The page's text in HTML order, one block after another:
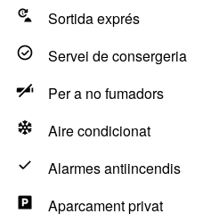
Sortida exprés
Servei de consergeria
Per a no fumadors
Aire condicionat
Alarmes antiincendis
Aparcament privat